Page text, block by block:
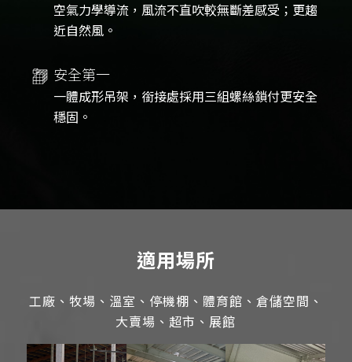
空氣力學導流，風流不直吹較無斷差感受；更趨
近自然風。
安全第一
一體成形吊架，銜接處採用三組螺絲鎖付更安全
穩固。
適用場所
工廠、牧場、溫室、停機棚、體育館、倉儲空間、
大賣場、超市、展館